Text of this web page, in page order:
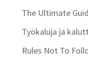
The Ultimate
Työkaluja ja
Rules Not To